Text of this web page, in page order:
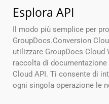
Esplora API
Il modo più semplice per
GroupDocs.Conversion
utilizzare GroupDocs Cloud
raccolta di documentazione
Cloud API. Ti consente di
ogni singola operazione le